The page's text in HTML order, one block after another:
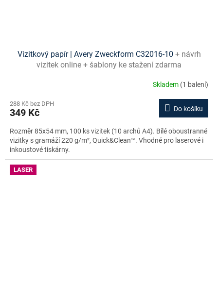
Vizitkový papír | Avery Zweckform C32016-10 + návrh
vizitek online + šablony ke stažení zdarma
Skladem (1 balení)
288 Kč bez DPH
349 Kč Do košíku
Rozměr 85x54 mm, 100 ks vizitek (10 archů A4). Bílé oboustranné
vizitky s gramáží 220 g/m², Quick&Clean™. Vhodné pro laserové i
inkoustové tiskárny.
LASER